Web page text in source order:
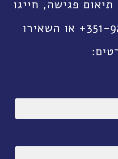
פגישה, חייגו
אלינו 351-926921448+ או השאירו